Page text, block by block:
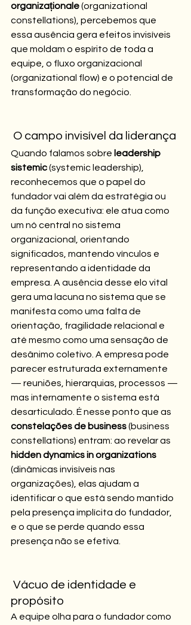
organizaționale (organizational
constellations), percebemos que
essa ausência gera efeitos invisíveis
que moldam o espírito de toda a
equipe, o fluxo organizacional
(organizational flow) e o potencial de
transformação do negócio.
O campo invisível da liderança
Quando falamos sobre leadership
sistemic (systemic leadership),
reconhecemos que o papel do
fundador vai além da estratégia ou
da função executiva: ele atua como
um nó central no sistema
organizacional, orientando
significados, mantendo vínculos e
representando a identidade da
empresa. A ausência desse elo vital
gera uma lacuna no sistema que se
manifesta como uma falta de
orientação, fragilidade relacional e
até mesmo como uma sensação de
desânimo coletivo. A empresa pode
parecer estruturada externamente
— reuniões, hierarquias, processos —
mas internamente o sistema está
desarticulado. É nesse ponto que as
constelações de business (business
constellations) entram: ao revelar as
hidden dynamics in organizations
(dinâmicas invisíveis nas
organizações), elas ajudam a
identificar o que está sendo mantido
pela presença implícita do fundador,
e o que se perde quando essa
presença não se efetiva.
propósito
A equipe olha para o fundador como